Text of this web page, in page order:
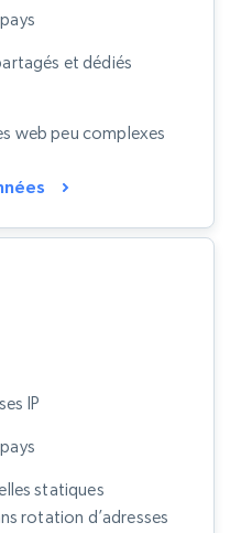
et dédiés
web peu complexes
IP
statiques
rotation d’adresses